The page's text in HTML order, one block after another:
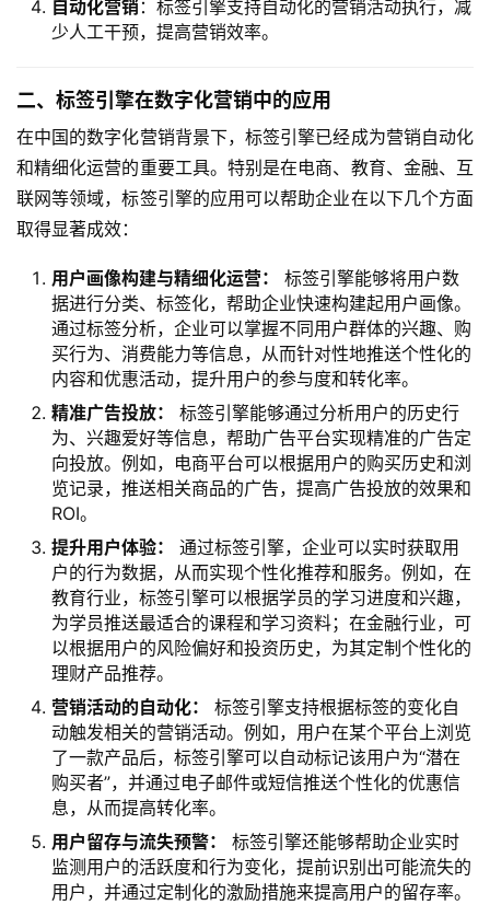
自动化营销：标签引擎支持自动化的营销活动执行，减
少人工干预，提高营销效率。
二、标签引擎在数字化营销中的应用
在中国的数字化营销背景下，标签引擎已经成为营销自动化
和精细化运营的重要工具。特别是在电商、教育、金融、互
联网等领域，标签引擎的应用可以帮助企业在以下几个方面
取得显著成效：
用户画像构建与精细化运营：
标签引擎能够将用户数
据进行分类、标签化，帮助企业快速构建起用户画像。
通过标签分析，企业可以掌握不同用户群体的兴趣、购
买行为、消费能力等信息，从而针对性地推送个性化的
内容和优惠活动，提升用户的参与度和转化率。
精准广告投放：
标签引擎能够通过分析用户的历史行
为、兴趣爱好等信息，帮助广告平台实现精准的广告定
向投放。例如，电商平台可以根据用户的购买历史和浏
览记录，推送相关商品的广告，提高广告投放的效果和
ROI。
提升用户体验：
通过标签引擎，企业可以实时获取用
户的行为数据，从而实现个性化推荐和服务。例如，在
教育行业，标签引擎可以根据学员的学习进度和兴趣，
为学员推送最适合的课程和学习资料；在金融行业，可
以根据用户的风险偏好和投资历史，为其定制个性化的
理财产品推荐。
营销活动的自动化：
标签引擎支持根据标签的变化自
动触发相关的营销活动。例如，用户在某个平台上浏览
了一款产品后，标签引擎可以自动标记该用户为“潜在
购买者”，并通过电子邮件或短信推送个性化的优惠信
息，从而提高转化率。
用户留存与流失预警：
标签引擎还能够帮助企业实时
监测用户的活跃度和行为变化，提前识别出可能流失的
用户，并通过定制化的激励措施来提高用户的留存率。